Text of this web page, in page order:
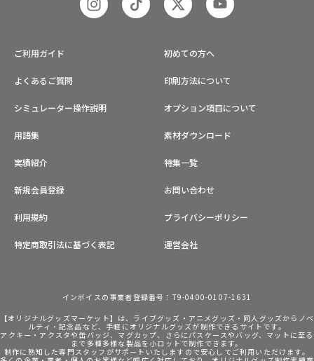
ご利用ガイド 初めての方へ
よくあるご質問 印刷方法について
シミュレーター操作説明 オプション項目について
用語集 素材ダウンロード
実績紹介 特集一覧
新規会員登録 お問い合わせ
利用規約 プライバシーポリシー
特定商取引法に基づく表記 運営会社
インボイスの事業者登録番号：T9-0400-0107-1631
【オリジナルグッズマーケット】は、ライブグッズ・アニメグッズ・同人グッズからノベ
ルティ・記念品など、手軽にオリジナルグッズが制作できるサイトです。
アクキー・アクスタや缶バッジ、マグカップ、さらにパスケースやバッグ、マットに至る
まで多種多様な製品を小ロットで制作できます。
制作に熟知した専門スタッフがサポートいたしますので安心してご利用いただけます。